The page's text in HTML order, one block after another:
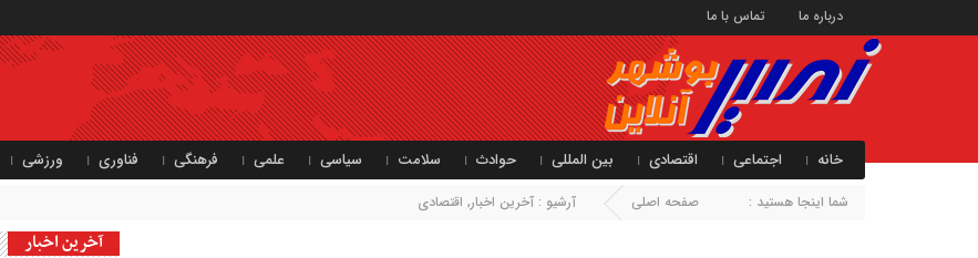
درباره ما تماس با ما
خانه اجتماعی اقتصادی بین المللی حوادث سلامت سیاسی علمی فرهنگی فناوری ورزشی
شما اینجا هستید : صفحه اصلی آرشیو : آخرین اخبار, اقتصادی
آخرین اخبار